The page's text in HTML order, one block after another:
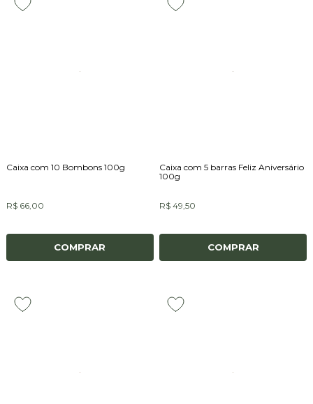
Caixa com 10 Bombons 100g
R$ 66,00
COMPRAR
Caixa com 5 barras Feliz Aniversário
100g
R$ 49,50
COMPRAR